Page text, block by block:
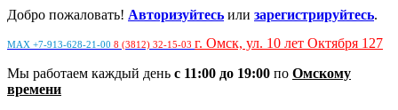
Добро пожаловать! Авторизуйтесь или зарегистрируйтесь.
MAX +7-913-628-21-00 8 (3812) 32-15-03 г. Омск, ул. 10 лет Октября 127
Мы работаем каждый день с 11:00 до 19:00 по Омскому
времени